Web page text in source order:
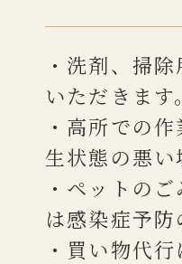
・洗剤、掃
いただきます。
・高所での
生状態の悪
・ペットの
は感染症予
・買い物代